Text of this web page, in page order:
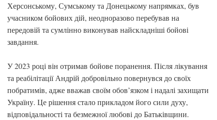
Херсонському, Сумському та Донецькому напрямках, був
учасником бойових дій, неодноразово перебував на
передовій та сумлінно виконував найскладніші бойові
завдання.
У 2023 році він отримав бойове поранення. Після лікування
та реабілітації Андрій добровільно повернувся до своїх
побратимів, адже вважав своїм обов’язком і надалі захищати
Україну. Це рішення стало прикладом його сили духу,
відповідальності та безмежної любові до Батьківщини.